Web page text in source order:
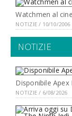
Watchmen al
NOTIZIE / 10/10/2006
NOTIZIE
Disponibile Apex
NOTIZIE / 6/08/2026